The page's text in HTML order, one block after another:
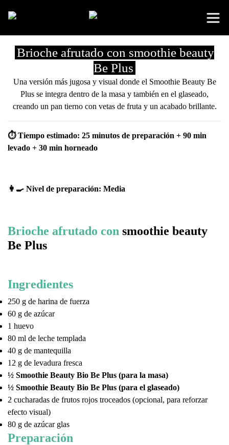
Brioche afrutado con smoothie beauty
Be Plus
Una versión más jugosa y visual donde el Smoothie Beauty Be
Plus se integra dentro de la masa y también en el glaseado,
creando un pan tierno con vetas de fruta y un acabado brillante.
⏱ Tiempo estimado: 25 minutos de preparación + 90 min
levado + 30 min horneado
👩‍🍳 Nivel de preparación: Media
Brioche afrutado con smoothie beauty
Be Plus
Ingredientes
250 g de harina de fuerza
60 g de azúcar
1 huevo
80 ml de leche templada
40 g de mantequilla
12 g de levadura fresca
½ Smoothie Beauty Bio Be Plus (para la masa)
½ Smoothie Beauty Bio Be Plus (para el glaseado)
2 cucharadas de frutos rojos troceados (opcional, para reforzar
efecto visual)
80 g de azúcar glas
Preparación